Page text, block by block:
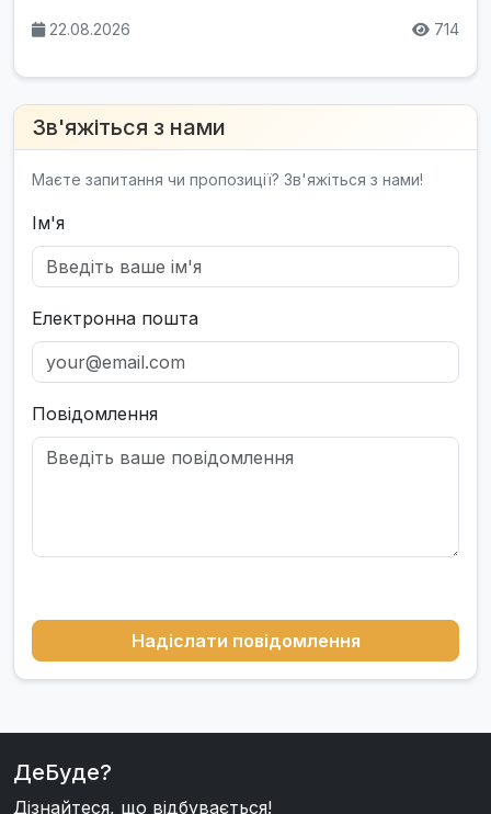
22.08.2026 714
Зв'яжіться з нами
Маєте запитання чи пропозиції? Зв'яжіться з нами!
Ім'я
Електронна пошта
Повідомлення
Надіслати повідомлення
ДеБуде?
Дізнайтеся, що відбувається!